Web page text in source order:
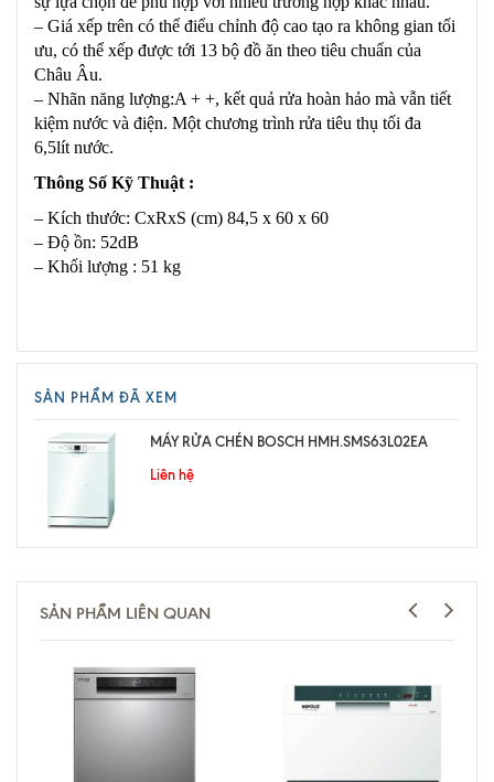
– Giá xếp trên có thể điểu chỉnh độ cao tạo ra không gian tối
ưu, có thể xếp được tới 13 bộ đồ ăn theo tiêu chuẩn của
Châu Âu.
– Nhãn năng lượng:A + +, kết quả rửa hoàn hảo mà vẫn tiết
kiệm nước và điện. Một chương trình rửa tiêu thụ tối đa
6,5lít nước.
Thông Số Kỹ Thuật :
– Kích thước: CxRxS (cm) 84,5 x 60 x 60
– Độ ồn: 52dB
– Khối lượng : 51 kg
SẢN PHẨM ĐÃ XEM
MÁY RỬA CHÉN BOSCH HMH.SMS63L02EA
Liên hệ
SẢN PHẨM LIÊN QUAN